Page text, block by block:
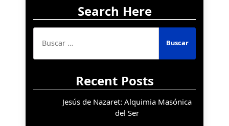
Search Here
Buscar:
Recent Posts
Jesús de Nazaret: Alquimia Masónica
del Ser